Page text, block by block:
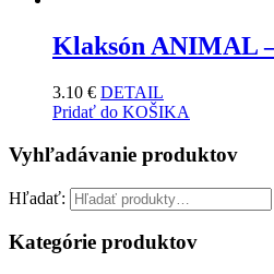
Klaksón ANIMAL
3.10 € DETAIL
Pridať do KOŠIKA
Vyhľadávanie produktov
Hľadať:
Kategórie produktov